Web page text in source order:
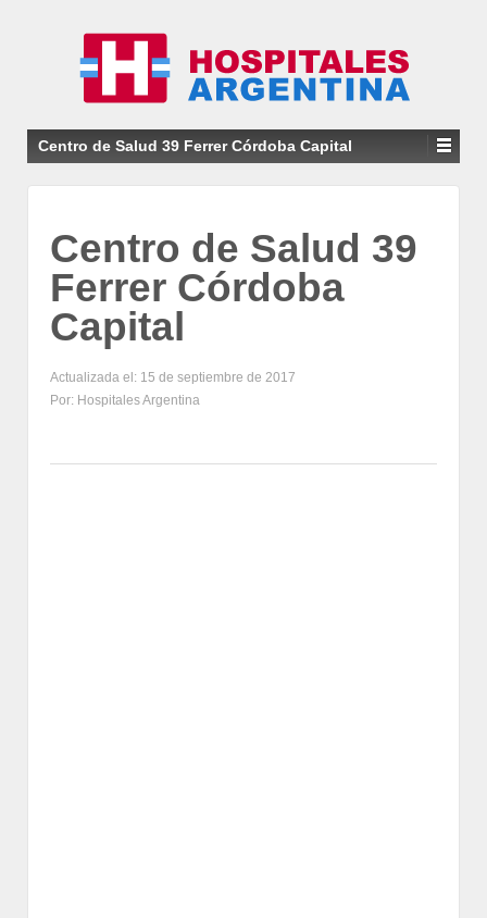
Centro de Salud 39 Ferrer Córdoba Capital
Centro de Salud 39
Ferrer Córdoba
Capital
Actualizada el: 15 de septiembre de 2017
Por: Hospitales Argentina